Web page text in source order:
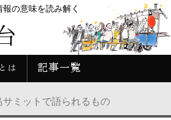
の意味を読み解く
は 記事一覧
サミットで語られるもの